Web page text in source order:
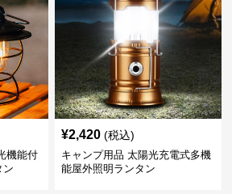
機能付
ン
¥2,420 (税込)
キャンプ用品 太陽光充電式多機
能屋外照明ランタン